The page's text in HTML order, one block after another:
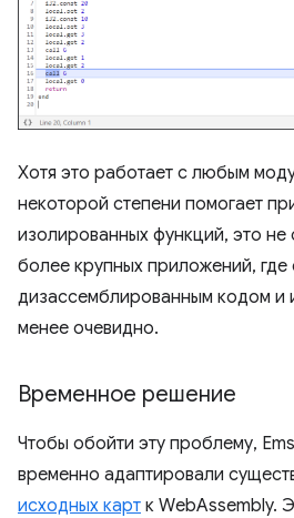
Хотя это работает с любым
некоторой степени помогает
изолированных функций, это не
более крупных приложений,
дизассемблированным кодом и
менее очевидно.
Временное решение
Чтобы обойти эту проблему,
временно адаптировали
исходных карт к WebAssembly.